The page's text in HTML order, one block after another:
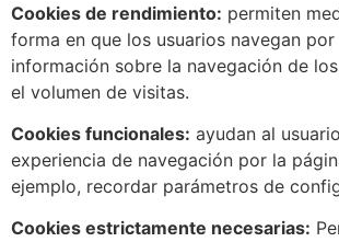
Cookies de rendimiento: permiten
forma en que los usuarios navegan
información sobre la navegación de
el volumen de visitas.
Cookies funcionales: ayudan al
experiencia de navegación por la
ejemplo, recordar parámetros de
Cookies estrictamente necesarias: